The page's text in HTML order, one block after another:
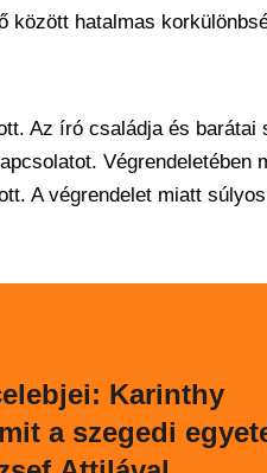
között hatalmas
Az író családja és barátai
Végrendeletében
A végrendelet miatt
Karinthy
a szegedi